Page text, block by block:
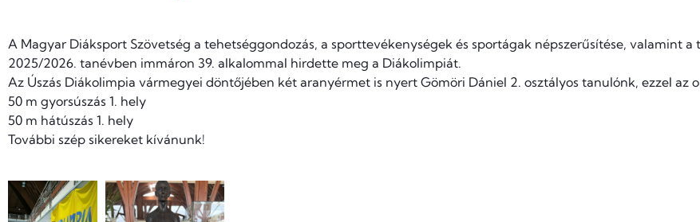
A Magyar Diáksport Szövetség a tehetséggondozás, a sporttevékenységek és sportágak népszerűsítése, valamint
2025/2026. tanévben immáron 39. alkalommal hirdette meg a Diákolimpiát.
Az Úszás Diákolimpia vármegyei döntőjében két aranyérmet is nyert Gömöri Dániel 2. osztályos tanulónk, ezzel az
50 m gyorsúszás 1. hely
50 m hátúszás 1. hely
További szép sikereket kívánunk!